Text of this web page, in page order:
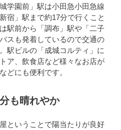
学園前」駅は小田急小田急線
宿」駅まで約17分で行くこと
駅前から「調布」駅や「二子
スも発着しているので交通の
駅ビルの「成城コルティ」に
ア、飲食店など様々なお店が
どにも便利です。
も晴れやか
ということで陽当たりが良好